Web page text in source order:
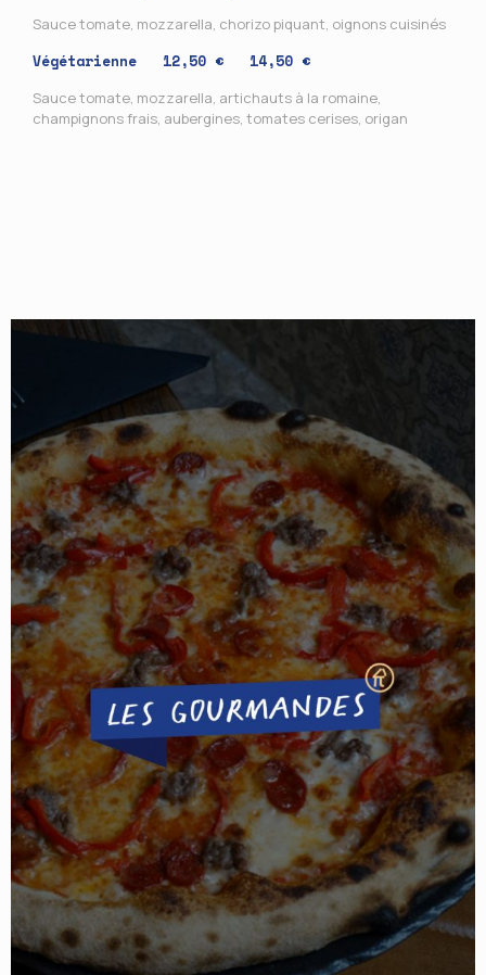
Sauce tomate, mozzarella, chorizo piquant, oignons cuisinés
Végétarienne 12,50 € 14,50 €
Sauce tomate, mozzarella, artichauts à la romaine,
champignons frais, aubergines, tomates cerises, origan